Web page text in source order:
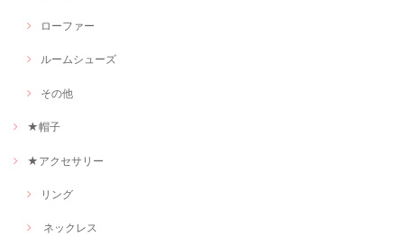
ローファー
ルームシューズ
その他
★帽子
★アクセサリー
リング
ネックレス